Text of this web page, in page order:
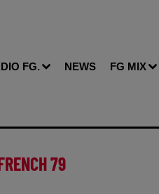
FG. NEWS FG MIX
79